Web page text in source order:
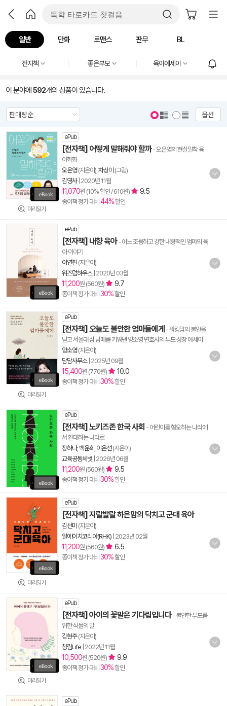
일반 만화 로맨스 판무 BL
전자책 좋은부모 육아에세이
이 분야에 592개의 상품이 있습니다.
옵션
미리읽기
ePub
[전자책] 어떻게 말해줘야 할까- 오은영의 현실밀착 육
아회화
오은영(지은이), 차상미 (그림)
김영사| 2020년 11월
11,070원 (10% 할인 / 610원) 9.5
종이책 정가 대비 44%할인
ePub
[전자책] 내향 육아- 어느 조용하고 강한 내향적인 엄마의 육
아 이야기
이연진 (지은이)
위즈덤하우스| 2020년 03월
11,200원 (560원) 9.7
종이책 정가 대비 30%할인
미리읽기
ePub
[전자책] 오늘도 불안한 엄마들에게 - 워킹맘의 불안을
딛고 서울대 삼 남매를 키워낸 양소영 변호사의 부모 성장 에세이
양소영(지은이)
담담사무소| 2025년 09월
15,400원 (770원) 10.0
종이책 정가 대비 30%할인
ePub
[전자책] 노키즈존 한국 사회 - 어린이를 혐오하는 나라에
서 환대하는 나라로
장하나, 백운희 이은선(지은이)
교육공동체벗 2026년 06월
11,200원 (560원) 9.5
종이책 정가 대비 30%할인
미리읽기
ePub
[전자책] 지랄발랄 하은맘의 닥치고 군대 육아
김선미 (지은이)
알에이치코리아(RHK) 2023년 02월
11,200원 (560원) 6.5
종이책 정가 대비 30%할인
미리읽기
ePub
[전자책] 아이의 꽃말은 기다림입니다- 불안한 부모를
위한 식물의 말
김현주(지은이)
청림Life 2022년 11월
10,500원 (520원) 9.9
종이책 정가 대비 30%할인
ePub